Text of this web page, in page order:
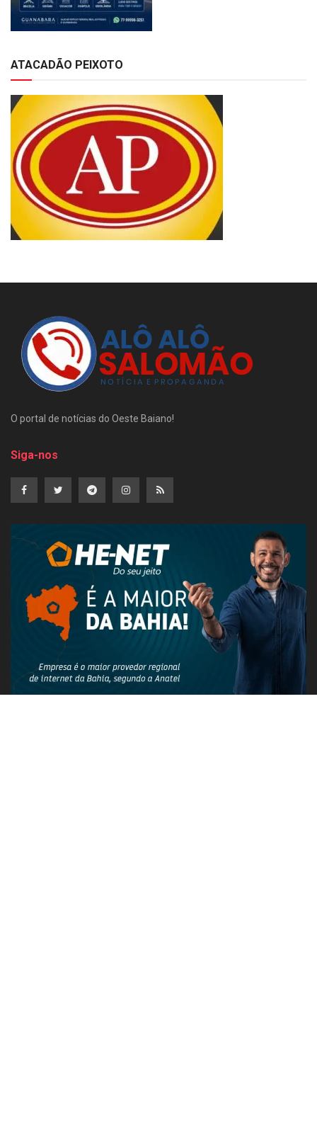
ATACADÃO PEIXOTO
O portal de notícias do Oeste Baiano!
Siga-nos